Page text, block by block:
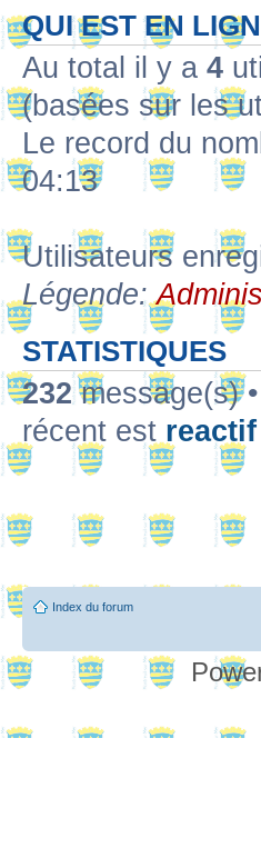
QUI EST EN
Au total il y a 4
(basées sur les
Le record du
04:13
Utilisateurs
Légende:
STATISTIQUES
232message(s) •
récent est reactif
Index du forum